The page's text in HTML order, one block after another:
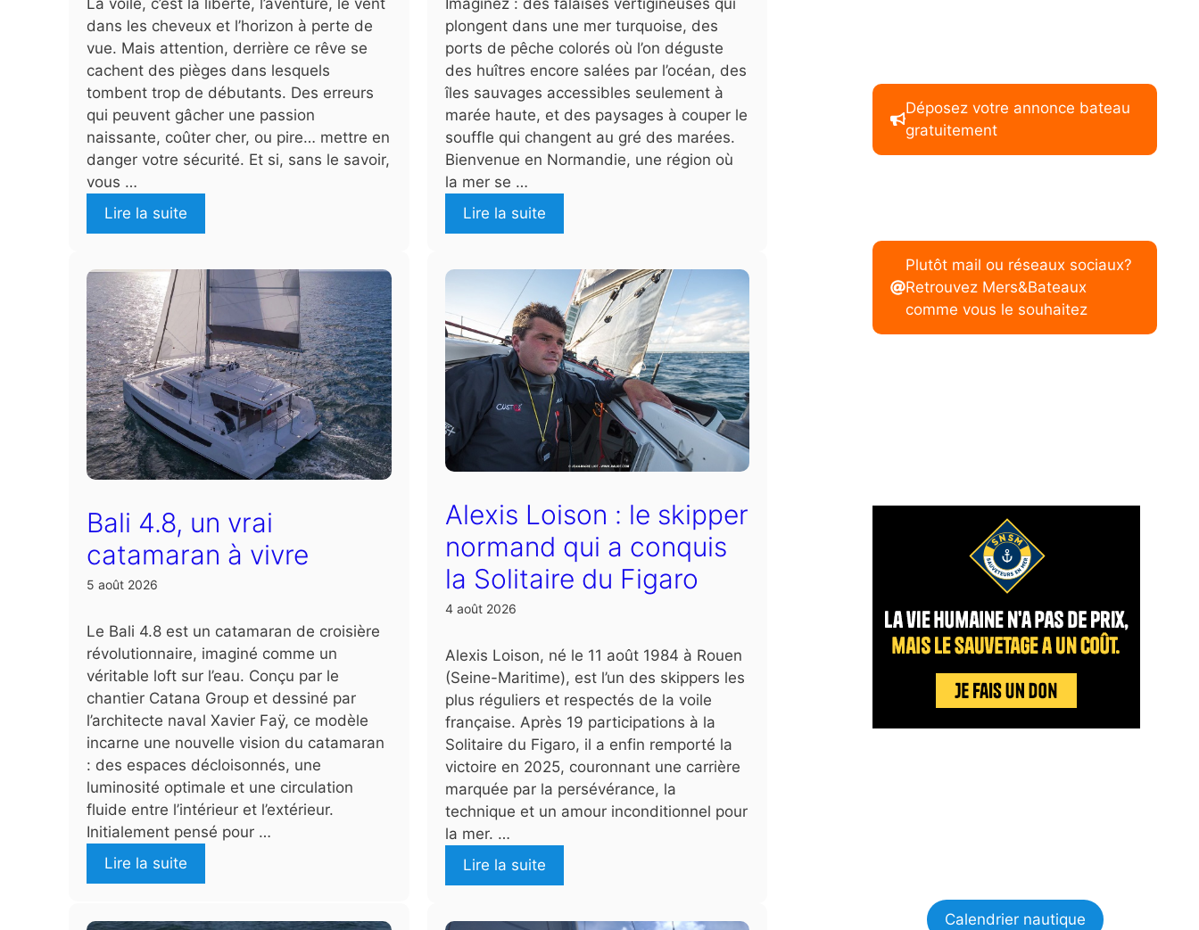
dans les cheveux et l’horizon à perte de
vue. Mais attention, derrière ce rêve se
cachent des pièges dans lesquels
tombent trop de débutants. Des erreurs
qui peuvent gâcher une passion
naissante, coûter cher, ou pire… mettre en
danger votre sécurité. Et si, sans le savoir,
vous …
Lire la suite
plongent dans une mer turquoise, des
ports de pêche colorés où l’on déguste
des huîtres encore salées par l’océan, des
îles sauvages accessibles seulement à
marée haute, et des paysages à couper le
souffle qui changent au gré des marées.
Bienvenue en Normandie, une région où
la mer se …
Lire la suite
Bali 4.8, un vrai
catamaran à vivre
5 août 2026
Le Bali 4.8 est un catamaran de croisière
révolutionnaire, imaginé comme un
véritable loft sur l’eau. Conçu par le
chantier Catana Group et dessiné par
l’architecte naval Xavier Faÿ, ce modèle
incarne une nouvelle vision du catamaran
: des espaces décloisonnés, une
luminosité optimale et une circulation
fluide entre l’intérieur et l’extérieur.
Initialement pensé pour …
Lire la suite
Alexis Loison : le skipper
normand qui a conquis
la Solitaire du Figaro
4 août 2026
Alexis Loison, né le 11 août 1984 à Rouen
(Seine-Maritime), est l’un des skippers les
plus réguliers et respectés de la voile
française. Après 19 participations à la
Solitaire du Figaro, il a enfin remporté la
victoire en 2025, couronnant une carrière
marquée par la persévérance, la
technique et un amour inconditionnel pour
la mer. …
Lire la suite
Déposez votre annonce bateau
gratuitement
Plutôt mail ou réseaux sociaux?
Retrouvez Mers&Bateaux
comme vous le souhaitez
Calendrier nautique